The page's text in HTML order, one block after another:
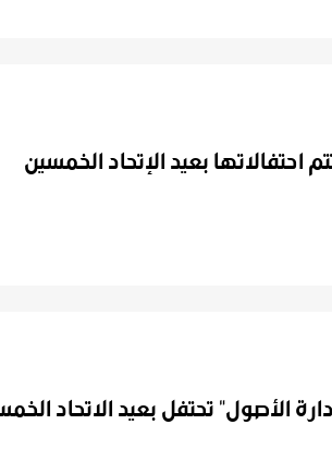
احتفالاتهابعيدالإتحادالخمسين
الأصول"تحتفلبعيدالاتحاد